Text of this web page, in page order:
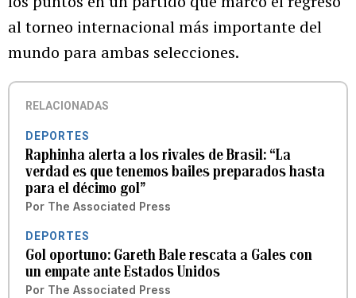
al torneo internacional más importante del
mundo para ambas selecciones.
RELACIONADAS
DEPORTES
Raphinha alerta a los rivales de Brasil: “La
verdad es que tenemos bailes preparados hasta
para el décimo gol”
Por The Associated Press
DEPORTES
Gol oportuno: Gareth Bale rescata a Gales con
un empate ante Estados Unidos
Por The Associated Press